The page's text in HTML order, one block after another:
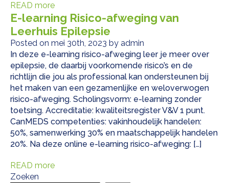
READ more
E-learning Risico-afweging van
Leerhuis Epilepsie
Posted on mei 30th, 2023 by admin
In deze e-learning risico-afweging leer je meer over
epilepsie, de daarbij voorkomende risico’s en de
richtlijn die jou als professional kan ondersteunen bij
het maken van een gezamenlijke en weloverwogen
risico-afweging. Scholingsvorm: e-learning zonder
toetsing. Accreditatie: kwaliteitsregister V&V 1 punt.
CanMEDS competenties: vakinhoudelijk handelen:
50%, samenwerking 30% en maatschappelijk handelen
20%. Na deze online e-learning risico-afweging: […]
READ more
Zoeken